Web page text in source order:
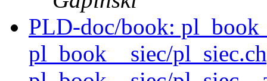
PLD-doc/book:
pl_book__siec/